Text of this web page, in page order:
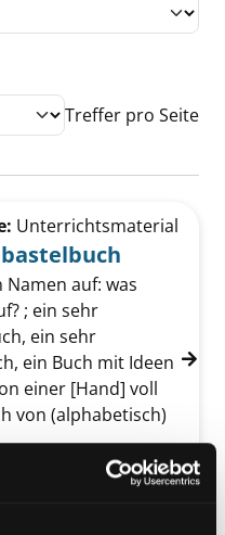
Treffer pro Seite
Unterrichtsmaterial
auf: was
; ein sehr
ein sehr
ein Buch mit Ideen
einer [Hand] voll
von (alphabetisch)
Rund ums